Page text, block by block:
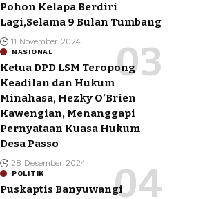
Pohon Kelapa Berdiri
Lagi,Selama 9 Bulan Tumbang
11 November 2024
NASIONAL
Ketua DPD LSM Teropong
Keadilan dan Hukum
Minahasa, Hezky O’Brien
Kawengian, Menanggapi
Pernyataan Kuasa Hukum
Desa Passo
28 Desember 2024
POLITIK
Puskaptis Banyuwangi